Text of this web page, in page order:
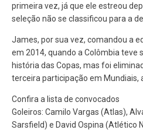
primeira vez, já que ele estreou
seleção não se classificou para a
James, por sua vez, comandou a
em 2014, quando a Colômbia teve
história das Copas, mas foi
terceira participação em Mundiais,
Confira a lista de convocados
Goleiros: Camilo Vargas (Atlas),
Sarsfield) e David Ospina (Atlético